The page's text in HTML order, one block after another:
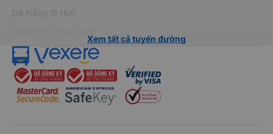
Đà Nẵng đi Huế
Xem tất cả tuyến đường